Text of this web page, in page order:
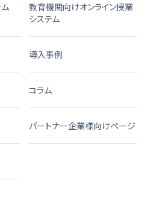
教育機関向けオンライン授業
システム
導入事例
コラム
パートナー企業様向けページ